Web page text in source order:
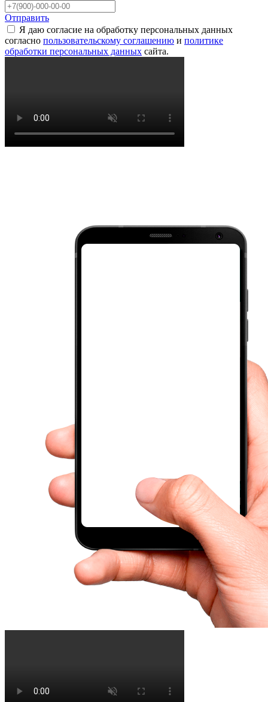
Отправить
Я даю согласие на обработку персональных данных
согласно пользовательскому соглашению и политике
обработки персональных данных сайта.